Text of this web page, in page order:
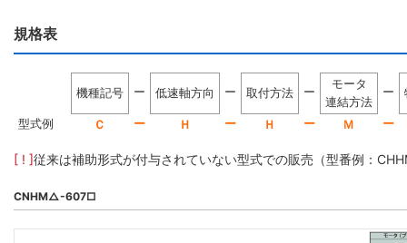
規格表
機種記号 ー 低速軸方向 ー 取付方法 ー
モータ
連結方法
ー
型式例 Ｃ ー Ｈ ー Ｈ ー Ｍ ー
[ ! ]従来は補助形式が付与されていない型式での販売（型番例：
CNHM△-607□